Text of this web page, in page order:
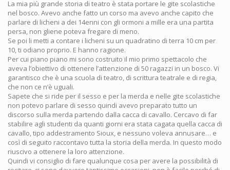
La mia più grande storia di teatro è stata portare le gite scolastiche
nel bosco. Avevo anche fatto un corso ma avevo anche capito che
parlare di licheni a dei 14enni con gli ormoni a mille era una partita
persa, non gliene poteva fregare di meno.
Se poi li metti a contare i licheni su un quadratino di terra 10 cm per
10, ti odiano proprio. E hanno ragione.
Per cui piano piano mi sono costruito il mio primo spettacolo che
aveva l’obiettivo di ottenere l’attenzione di 50 ragazzi in un bosco. Vi
garantisco che è una scuola di teatro, di scrittura teatrale e di regia,
che non ce n’è uguali.
Sapete che si ride per il sesso e per la merda e nelle gite scolastiche
non potevo parlare di sesso quindi avevo preparato tutto un
discorso sulla merda partendo dalla cacca di cavallo. Cercavo di far
stabilire agli studenti da quanti giorni era stata cagata quella cacca di
cavallo, tipo addestramento Sioux, e nessuno voleva annusare… e
così di seguito raccontavo tutta la storia della merda. In questo modo
riuscivo a ottenere la loro attenzione.
Quindi vi consiglio di fare qualunque cosa per avere la possibilità di